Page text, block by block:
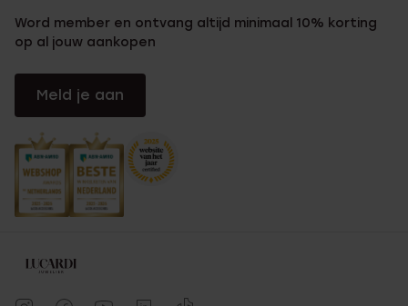
Word member en ontvang altijd minimaal 10% korting
op al jouw aankopen
Meld je aan